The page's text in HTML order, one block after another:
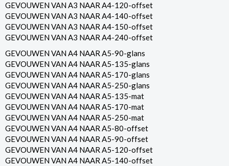
GEVOUWEN VAN A3 NAAR A4-120-offset
GEVOUWEN VAN A3 NAAR A4-140-offset
GEVOUWEN VAN A3 NAAR A4-150-offset
GEVOUWEN VAN A3 NAAR A4-240-offset
GEVOUWEN VAN A4 NAAR A5-90-glans
GEVOUWEN VAN A4 NAAR A5-135-glans
GEVOUWEN VAN A4 NAAR A5-170-glans
GEVOUWEN VAN A4 NAAR A5-250-glans
GEVOUWEN VAN A4 NAAR A5-135-mat
GEVOUWEN VAN A4 NAAR A5-170-mat
GEVOUWEN VAN A4 NAAR A5-250-mat
GEVOUWEN VAN A4 NAAR A5-80-offset
GEVOUWEN VAN A4 NAAR A5-90-offset
GEVOUWEN VAN A4 NAAR A5-120-offset
GEVOUWEN VAN A4 NAAR A5-140-offset